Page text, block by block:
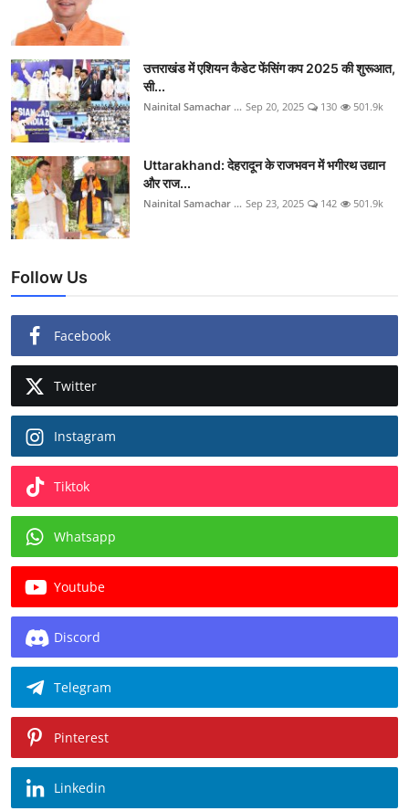
उत्तराखंड में एशियन कैडेट फेंसिंग कप 2025 की शुरूआत,
सी...
Nainital Samachar ... Sep 20, 2025 130 501.9k
Uttarakhand: देहरादून के राजभवन में भगीरथ उद्यान
और राज...
Nainital Samachar ... Sep 23, 2025 142 501.9k
Follow Us
Facebook
Twitter
Instagram
Tiktok
Whatsapp
Youtube
Discord
Telegram
Pinterest
Linkedin